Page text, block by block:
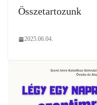
Összetartozunk
2025.06.04.